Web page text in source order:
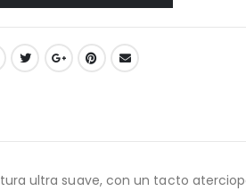
ultra suave, con un tacto